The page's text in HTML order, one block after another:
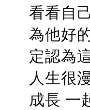
看看自
為他好
定認為
人生很
成長 一